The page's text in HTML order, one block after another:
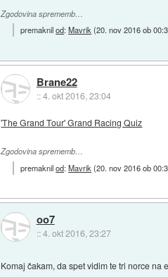
Zgodovina sprememb…
premaknilod:Mavrik (20. nov 2016 ob
Brane22
::4. okt 2016, 23:04
'The Grand Tour' Grand Racing Quiz
Zgodovina sprememb…
premaknilod:Mavrik (20. nov 2016 ob
oo7
::4. okt 2016, 23:27
Komaj čakam, da spet vidim te tri norce na